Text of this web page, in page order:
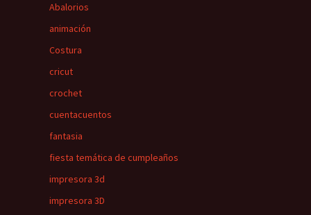
Abalorios
animación
Costura
cricut
crochet
cuentacuentos
fantasia
fiesta temática de cumpleaños
impresora 3d
impresora 3D